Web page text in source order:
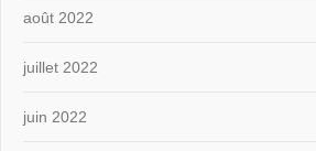
août 2022
juillet 2022
juin 2022